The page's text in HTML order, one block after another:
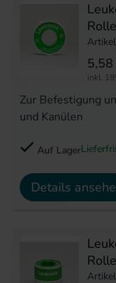
Rolle
Zur Befestigung
und Kanülen
5,58
inkl.
Auf Lager
Details
Rolle